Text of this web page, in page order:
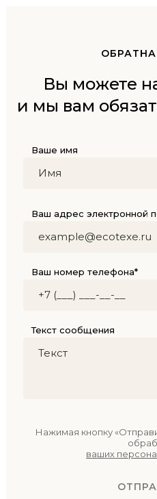
Вы можете
и мы вам
Ваше имя
Ваш адрес электронной
Ваш номер телефона*
Текст сообщения
Нажимая кнопку
ваших